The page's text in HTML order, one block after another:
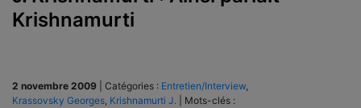
Krishnamurti
2 novembre 2009 Catégories : Entretien/Interview,
Krassovsky Georges, Krishnamurti J.
Mots-clés :